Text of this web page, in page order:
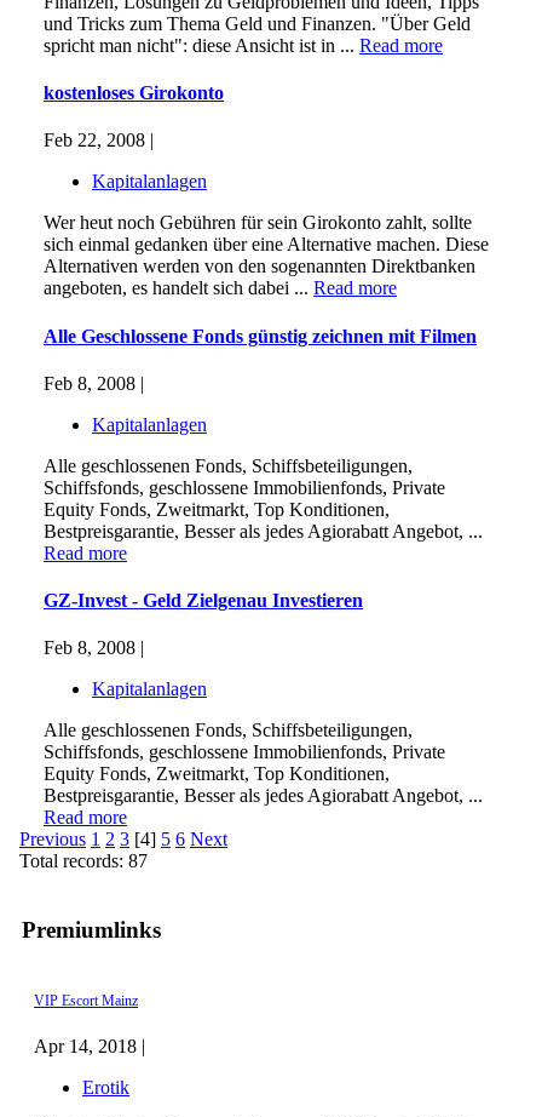
Premiumlinks
VIP Escort Mainz
Apr 14, 2018 |
Erotik
und Tricks zum Thema Geld und Finanzen. "Über Geld
spricht man nicht": diese Ansicht ist in ... Read more
kostenloses Girokonto
Feb 22, 2008 |
Kapitalanlagen
Wer heut noch Gebühren für sein Girokonto zahlt, sollte
sich einmal gedanken über eine Alternative machen. Diese
Alternativen werden von den sogenannten Direktbanken
angeboten, es handelt sich dabei ... Read more
Alle Geschlossene Fonds günstig zeichnen mit Filmen
Feb 8, 2008 |
Kapitalanlagen
Alle geschlossenen Fonds, Schiffsbeteiligungen,
Schiffsfonds, geschlossene Immobilienfonds, Private
Equity Fonds, Zweitmarkt, Top Konditionen,
Bestpreisgarantie, Besser als jedes Agiorabatt Angebot, ...
Read more
GZ-Invest - Geld Zielgenau Investieren
Feb 8, 2008 |
Kapitalanlagen
Alle geschlossenen Fonds, Schiffsbeteiligungen,
Schiffsfonds, geschlossene Immobilienfonds, Private
Equity Fonds, Zweitmarkt, Top Konditionen,
Bestpreisgarantie, Besser als jedes Agiorabatt Angebot, ...
Read more
Previous 1 2 3 [4] 5 6 Next
Total records: 87